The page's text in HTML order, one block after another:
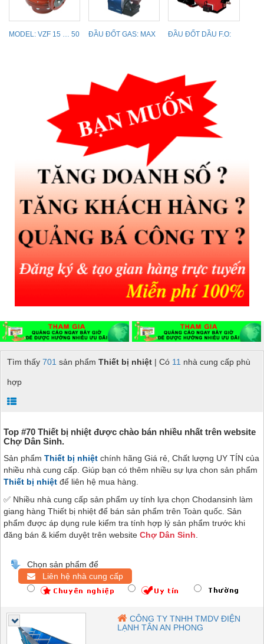
MODEL: VZF 15 … 50
ĐẦU ĐỐT GAS: MAX
ĐẦU ĐỐT DẦU F.O:
Tìm thấy 701 sản phẩm Thiết bị nhiệt | Có 11 nhà cung cấp phù
hợp
Top #70 Thiết bị nhiệt được chào bán nhiều nhất trên website
Chợ Dân Sinh.
Sản phẩm Thiết bị nhiệt chính hãng Giá rẻ, Chất lượng UY TÍN của
nhiều nhà cung cấp. Giúp bạn có thêm nhiều sự lựa chon sản phẩm
Thiết bị nhiệt để liên hệ mua hàng.
✅ Nhiều nhà cung cấp sản phẩm uy tính lựa chọn Chodansinh làm
giang hàng Thiết bị nhiệt để bán sản phẩm trên Toàn quốc. Sản
phẩm được áp dụng rule kiểm tra tính hợp lý sản phẩm trước khi
đăng bán & kiểm duyệt trên website Chợ Dân Sinh.
Chọn sản phẩm để
Liên hệ nhà cung cấp
CÔNG TY TNHH TMDV ĐIỆN
LẠNH TÂN AN PHONG